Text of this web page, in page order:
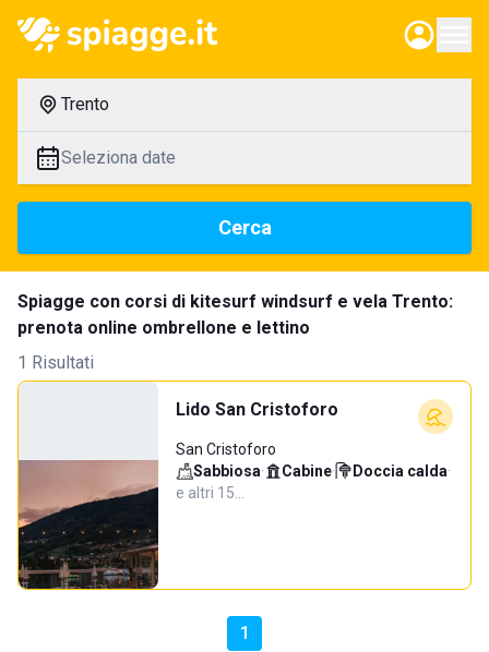
Trento
Seleziona date
Cerca
Spiagge con corsi di kitesurf windsurf e vela Trento:
prenota online ombrellone e lettino
1 Risultati
Lido San Cristoforo
San Cristoforo
Sabbiosa· Cabine· Doccia calda·
e altri 15…
1